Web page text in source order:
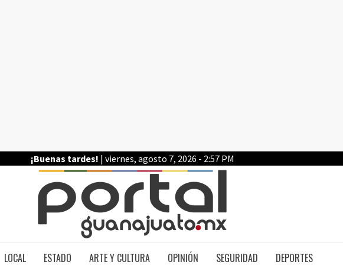
¡Buenas tardes! | viernes, agosto 7, 2026 - 2:57 PM
LOCAL ESTADO ARTE Y CULTURA OPINIÓN SEGURIDAD DEPORTES